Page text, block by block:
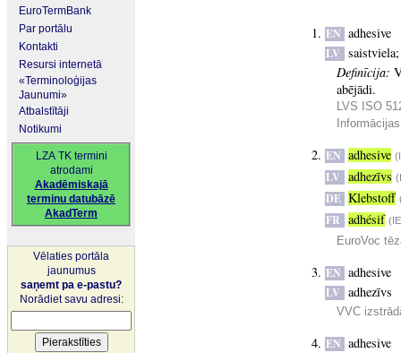
EuroTermBank
Par portālu
Kontakti
Resursi internetā
«Terminoloģijas
Jaunumi»
Atbalstītāji
Notikumi
LZA TK termini
atrodami
Akadēmiskajā
terminu datubāzē
AkadTerm
Vēlaties portāla
jaunumus
saņemt pa e-pastu?
Norādiet savu adresi:
EN adhesive
LV saistviela
Definīcija:
abējādi.
LVS ISO
EN adhesive
LV adhezīvs
DE Klebstoff
FR adhésif
EuroVoc
EN adhesive
LV adhezīvs
VVC
EN adhesive